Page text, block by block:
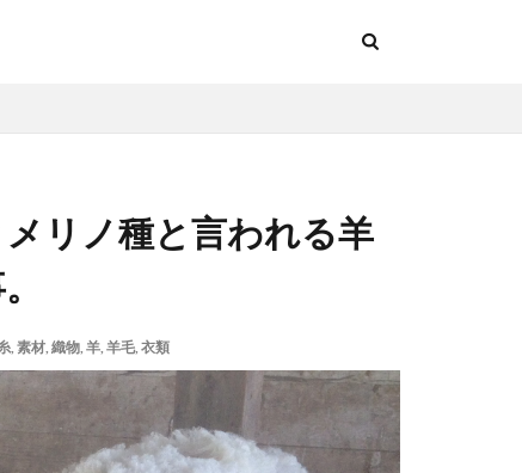
リノ種と言われる羊
, 素材, 織物, 羊, 羊毛, 衣類